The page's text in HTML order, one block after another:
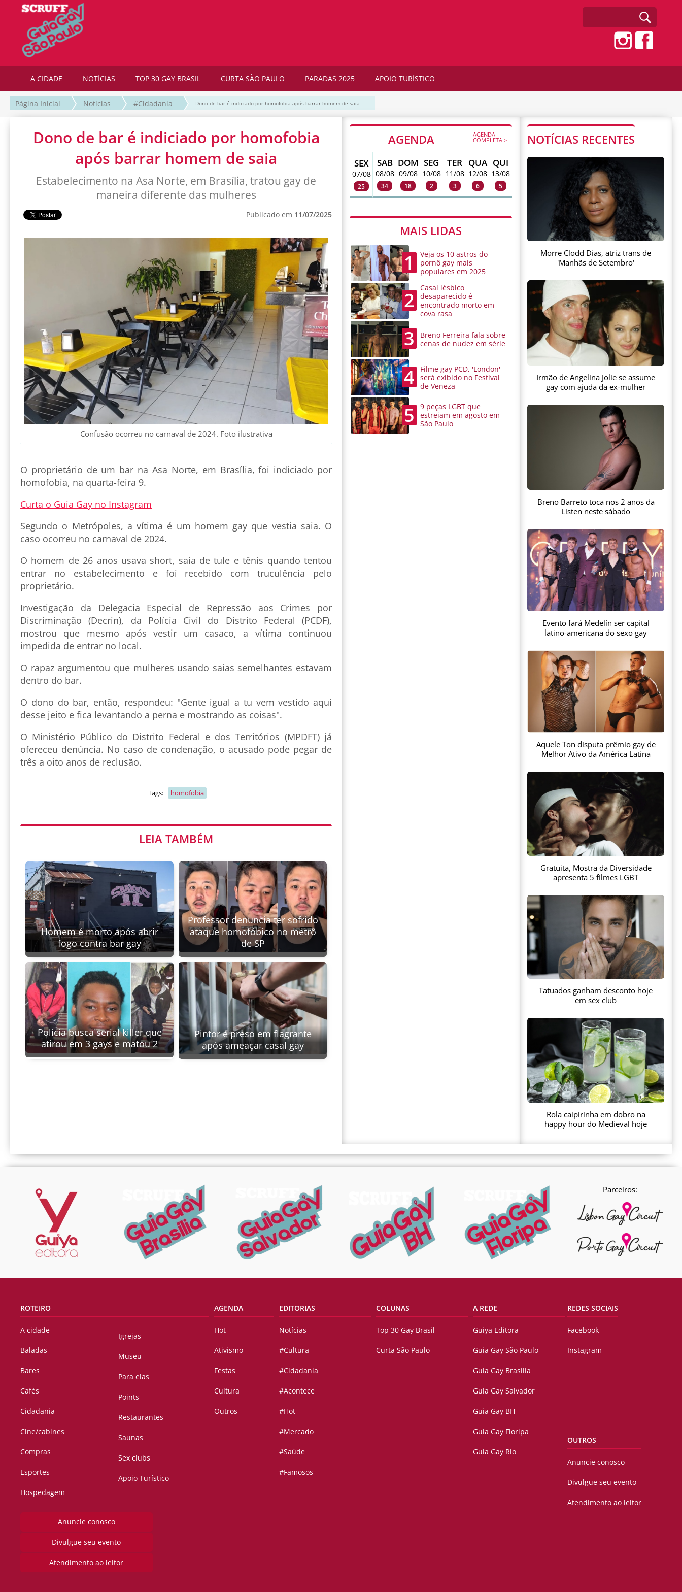
A CIDADE NOTÍCIAS TOP 30 GAY BRASIL CURTA SÃO PAULO PARADAS 2025 APOIO TURÍSTICO
Página Inicial Notícias #Cidadania Dono de bar é indiciado por homofobia após barrar homem de saia
Dono de bar é indiciado por homofobia
após barrar homem de saia
Estabelecimento na Asa Norte, em Brasília, tratou gay de
maneira diferente das mulheres
Publicado em 11/07/2025
Confusão ocorreu no carnaval de 2024. Foto ilustrativa
O proprietário de um bar na Asa Norte, em Brasília, foi indiciado por
homofobia, na quarta-feira 9.
Curta o Guia Gay no Instagram
Segundo o Metrópoles, a vítima é um homem gay que vestia saia. O
caso ocorreu no carnaval de 2024.
O homem de 26 anos usava short, saia de tule e tênis quando tentou
entrar no estabelecimento e foi recebido com truculência pelo
proprietário.
Investigação da Delegacia Especial de Repressão aos Crimes por
Discriminação (Decrin), da Polícia Civil do Distrito Federal (PCDF),
mostrou que mesmo após vestir um casaco, a vítima continuou
impedida de entrar no local.
O rapaz argumentou que mulheres usando saias semelhantes estavam
dentro do bar.
O dono do bar, então, respondeu: "Gente igual a tu vem vestido aqui
desse jeito e fica levantando a perna e mostrando as coisas".
O Ministério Público do Distrito Federal e dos Territórios (MPDFT) já
ofereceu denúncia. No caso de condenação, o acusado pode pegar de
três a oito anos de reclusão.
Tags: homofobia
LEIA TAMBÉM
Homem é morto após abrir
fogo contra bar gay
Professor denuncia ter sofrido
ataque homofóbico no metrô
de SP
Polícia busca serial killer que
atirou em 3 gays e matou 2
Pintor é preso em flagrante
após ameaçar casal gay
AGENDA AGENDA
COMPLETA >
SEX
07/08
25
SAB
08/08
34
DOM
09/08
18
SEG
10/08
2
TER
11/08
3
QUA
12/08
6
QUI
13/08
5
MAIS LIDAS
1
Veja os 10 astros do
pornô gay mais
populares em 2025
2
Casal lésbico
desaparecido é
encontrado morto em
cova rasa
3
Breno Ferreira fala sobre
cenas de nudez em série
4
Filme gay PCD, 'London'
será exibido no Festival
de Veneza
5
9 peças LGBT que
estreiam em agosto em
São Paulo
NOTÍCIAS RECENTES
Morre Clodd Dias, atriz trans de
'Manhãs de Setembro'
Irmão de Angelina Jolie se assume
gay com ajuda da ex-mulher
Breno Barreto toca nos 2 anos da
Listen neste sábado
Evento fará Medelín ser capital
latino-americana do sexo gay
Aquele Ton disputa prêmio gay de
Melhor Ativo da América Latina
Gratuita, Mostra da Diversidade
apresenta 5 filmes LGBT
Tatuados ganham desconto hoje
em sex club
Rola caipirinha em dobro na
happy hour do Medieval hoje
Parceiros:
ROTEIRO
A cidade
Baladas
Bares
Cafés
Cidadania
Cine/cabines
Compras
Esportes
Hospedagem
Igrejas
Museu
Para elas
Points
Restaurantes
Saunas
Sex clubs
Apoio Turístico
Anuncie conosco
Divulgue seu evento
Atendimento ao leitor
AGENDA
Hot
Ativismo
Festas
Cultura
Outros
EDITORIAS
Notícias
#Cultura
#Cidadania
#Acontece
#Hot
#Mercado
#Saúde
#Famosos
COLUNAS
Top 30 Gay Brasil
Curta São Paulo
A REDE
Guiya Editora
Guia Gay São Paulo
Guia Gay Brasilia
Guia Gay Salvador
Guia Gay BH
Guia Gay Floripa
Guia Gay Rio
REDES SOCIAIS
Facebook
Instagram
OUTROS
Anuncie conosco
Divulgue seu evento
Atendimento ao leitor